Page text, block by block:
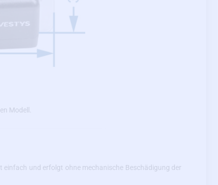
Modell.
und erfolgt ohne mechanische Beschädigung der